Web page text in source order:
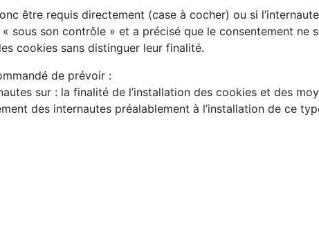
être requis directement (case à cocher) ou si
sous son contrôle » et a précisé que le consentement ne
cookies sans distinguer leur finalité.
de prévoir :
sur : la finalité de l’installation des cookies et des
des internautes préalablement à l’installation de ce